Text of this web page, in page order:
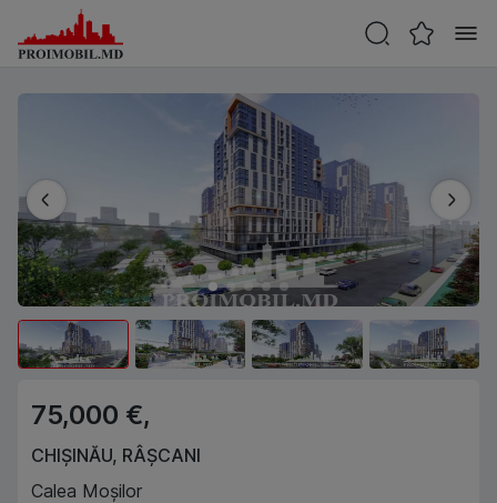
75,000 €,
CHIȘINĂU, RÂȘCANI
Calea Moșilor